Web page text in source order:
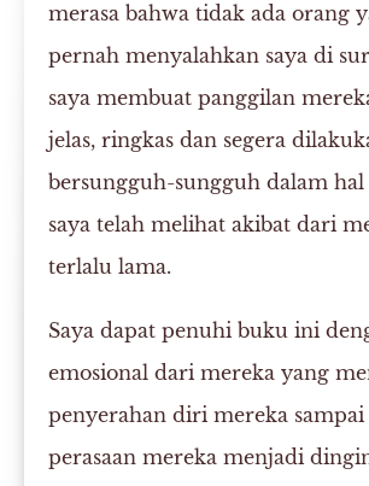
merasa bahwa tidak ada orang
pernah menyalahkan saya di
saya membuat panggilan
jelas, ringkas dan segera
bersungguh-sungguh dalam
saya telah melihat akibat dari
terlalu lama.
Saya dapat penuhi buku ini
emosional dari mereka yang
penyerahan diri mereka
perasaan mereka menjadi